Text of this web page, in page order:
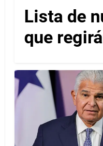
Lista de
que